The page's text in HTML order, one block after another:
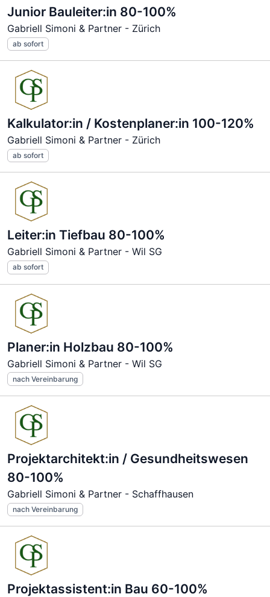
Junior Bauleiter:in 80-100%
Gabriell Simoni & Partner - Zürich
ab sofort
Kalkulator:in / Kostenplaner:in 100-120%
Gabriell Simoni & Partner - Zürich
ab sofort
Leiter:in Tiefbau 80-100%
Gabriell Simoni & Partner - Wil SG
ab sofort
Planer:in Holzbau 80-100%
Gabriell Simoni & Partner - Wil SG
nach Vereinbarung
Projektarchitekt:in / Gesundheitswesen
80-100%
Gabriell Simoni & Partner - Schaffhausen
nach Vereinbarung
Projektassistent:in Bau 60-100%